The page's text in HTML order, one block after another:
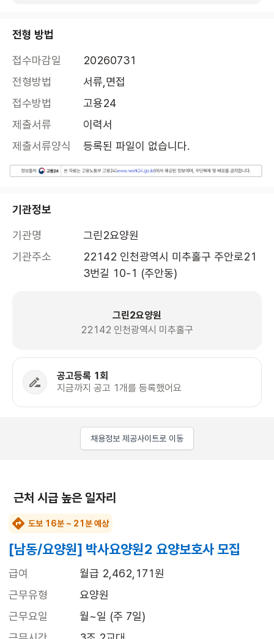
전형 방법
접수마감일
20260731
전형방법
서류,면접
접수방법
고용24
제출서류
이력서
제출서류양식
등록된 파일이 없습니다.
기관정보
기관명
그린2요양원
기관주소
22142 인천광역시 미추홀구 주안로21
3번길 10-1 (주안동)
그린2요양원
22142 인천광역시 미추홀구
공고등록 1회
지금까지 공고 1개를 등록했어요
채용정보 제공사이트로 이동
근처 시급 높은 일자리
도보 16분 ~ 21분 예상
[남동/요양원] 박사요양원2 요양보호사 모집
급여
월급 2,462,171원
근무유형
요양원
근무요일
월~일 (주 7일)